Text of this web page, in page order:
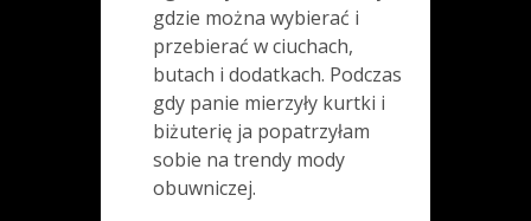
gdzie można wybierać i
przebierać w ciuchach,
butach i dodatkach. Podczas
gdy panie mierzyły kurtki i
biżuterię ja popatrzyłam
sobie na trendy mody
obuwniczej.